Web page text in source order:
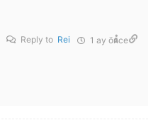
Reply to Rei 1 ay önce